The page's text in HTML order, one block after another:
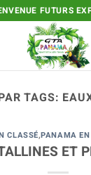
FUTURS
TAGS:
CLASSÉ,PANAMA EN
ET